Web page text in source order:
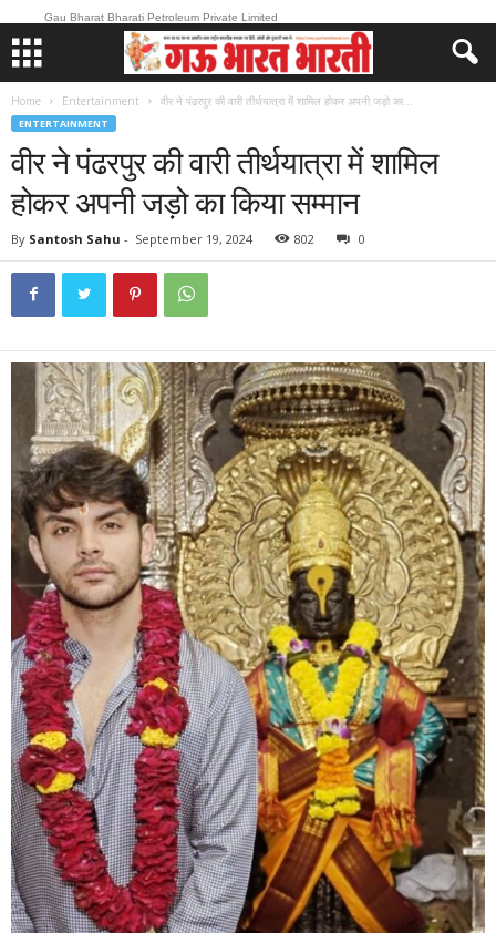
Gau Bharat Bharati Petroleum Private Limited
Home Entertainment वीर ने पंढरपुर की वारी तीर्थयात्रा में शामिल होकर अपनी जड़ो का...
ENTERTAINMENT
वीर ने पंढरपुर की वारी तीर्थयात्रा में शामिल
होकर अपनी जड़ो का किया सम्मान
By Santosh Sahu - September 19, 2024 802 0